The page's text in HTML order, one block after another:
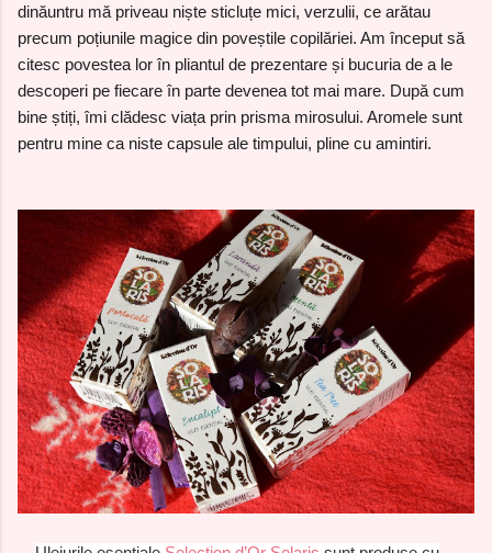
dinăuntru mă priveau niște sticluțe mici, verzulii, ce arătau
precum poțiunile magice din poveștile copilăriei. Am început să
citesc povestea lor în pliantul de prezentare și bucuria de a le
descoperi pe fiecare în parte devenea tot mai mare. După cum
bine știți, îmi clădesc viața prin prisma mirosului. Aromele sunt
pentru mine ca niste capsule ale timpului, pline cu amintiri.